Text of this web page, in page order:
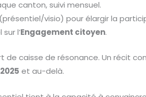
canton, suivi mensuel.
visio) pour élargir la
l’Engagement citoyen.
de caisse de résonance. Un récit
et au-delà.